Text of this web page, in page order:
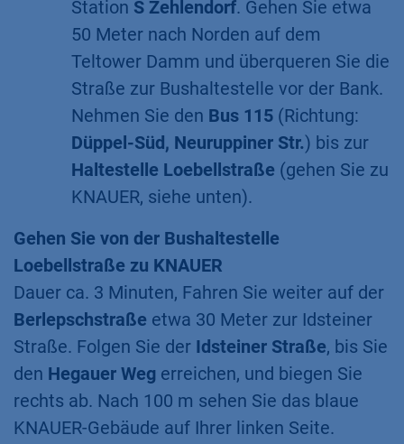
Station S Zehlendorf. Gehen Sie etwa
50 Meter nach Norden auf dem
Teltower Damm und überqueren Sie die
Straße zur Bushaltestelle vor der Bank.
Nehmen Sie den Bus 115 (Richtung:
Düppel-Süd, Neuruppiner Str.) bis zur
Haltestelle Loebellstraße (gehen Sie zu
KNAUER, siehe unten).
Gehen Sie von der Bushaltestelle
Loebellstraße zu KNAUER
​Dauer ca. 3 Minuten, Fahren Sie weiter auf der
Berlepschstraße etwa 30 Meter zur Idsteiner
Straße. Folgen Sie der Idsteiner Straße, bis Sie
den Hegauer Weg erreichen, und biegen Sie
rechts ab. Nach 100 m sehen Sie das blaue
KNAUER-Gebäude auf Ihrer linken Seite.